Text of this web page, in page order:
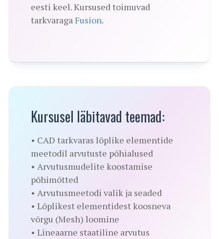
eesti keel. Kursused toimuvad
tarkvaraga Fusion.
Kursusel läbitavad teemad:
• CAD tarkvaras lõplike elementide
meetodil arvutuste põhialused
• Arvutusmudelite koostamise
põhimõtted
• Arvutusmeetodi valik ja seaded
• Lõplikest elementidest koosneva
võrgu (Mesh) loomine
• Lineaarne staatiline arvutus